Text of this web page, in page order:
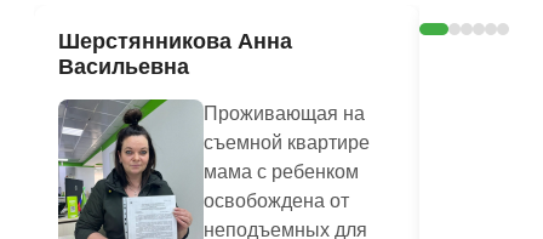
Шерстянникова Анна
Васильевна
Проживающая на
съемной квартире
мама с ребенком
освобождена от
неподъемных для